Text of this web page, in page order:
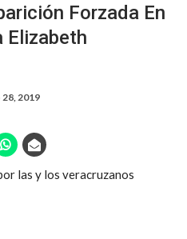
Forzada En
Elizabeth
2019
las y los veracruzanos